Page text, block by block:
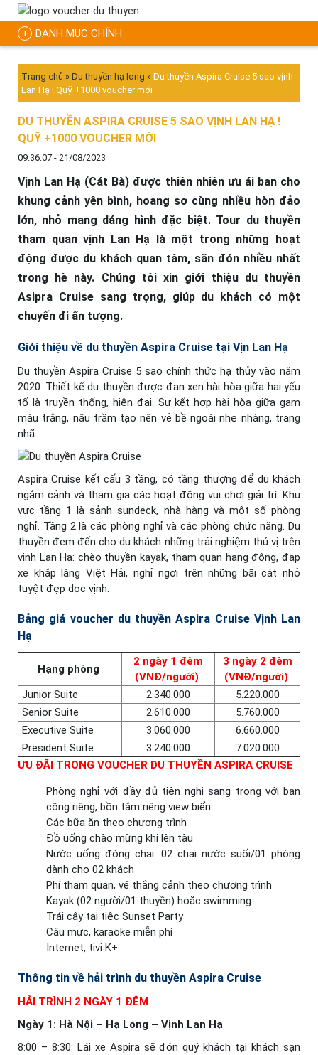
DANH MỤC CHÍNH
Trang chủ » Du thuyền hạ long » Du thuyền Aspira Cruise 5 sao vịnh
Lan Hạ ! Quỹ +1000 voucher mới
DU THUYỀN ASPIRA CRUISE 5 SAO VỊNH LAN HẠ !
QUỸ +1000 VOUCHER MỚI
09:36:07 - 21/08/2023
Vịnh Lan Hạ (Cát Bà) được thiên nhiên ưu ái ban cho
khung cảnh yên bình, hoang sơ cùng nhiều hòn đảo
lớn, nhỏ mang dáng hình đặc biệt. Tour du thuyền
tham quan vịnh Lan Hạ là một trong những hoạt
động được du khách quan tâm, săn đón nhiều nhất
trong hè này. Chúng tôi xin giới thiệu du thuyền
Asipra Cruise sang trọng, giúp du khách có một
chuyến đi ấn tượng.
Giới thiệu về du thuyền Aspira Cruise tại Vịn Lan Hạ
Du thuyền Aspira Cruise 5 sao chính thức hạ thủy vào năm
2020. Thiết kế du thuyền được đan xen hài hòa giữa hai yếu
tố là truyền thống, hiện đại. Sự kết hợp hài hòa giữa gam
màu trắng, nâu trầm tạo nên vẻ bề ngoài nhẹ nhàng, trang
nhã.
Aspira Cruise kết cấu 3 tầng, có tầng thượng để du khách
ngắm cảnh và tham gia các hoạt động vui chơi giải trí. Khu
vực tầng 1 là sảnh sundeck, nhà hàng và một số phòng
nghỉ. Tầng 2 là các phòng nghỉ và các phòng chức năng. Du
thuyền đem đến cho du khách những trải nghiệm thú vị trên
vịnh Lan Hạ: chèo thuyền kayak, tham quan hang động, đạp
xe khắp làng Việt Hải, nghỉ ngơi trên những bãi cát nhỏ
tuyệt đẹp dọc vịnh.
Bảng giá voucher du thuyền Aspira Cruise Vịnh Lan
Hạ
Hạng phòng
2 ngày 1 đêm
(VNĐ/người)
3 ngày 2 đêm
(VNĐ/người)
Junior Suite
2.340.000
5.220.000
Senior Suite
2.610.000
5.760.000
Executive Suite
3.060.000
6.660.000
President Suite
3.240.000
7.020.000
ƯU ĐÃI TRONG VOUCHER DU THUYỀN ASPIRA CRUISE
Phòng nghỉ với đầy đủ tiện nghi sang trọng với ban
công riêng, bồn tắm riêng view biển
Các bữa ăn theo chương trình
Đồ uống chào mừng khi lên tàu
Nước uống đóng chai: 02 chai nước suối/01 phòng
dành cho 02 khách
Phí tham quan, vé thắng cảnh theo chương trình
Kayak (02 người/01 thuyền) hoặc swimming
Trái cây tại tiệc Sunset Party
Câu mực, karaoke miễn phí
Internet, tivi K+
Thông tin về hải trình du thuyền Aspira Cruise
HẢI TRÌNH 2 NGÀY 1 ĐÊM
Ngày 1: Hà Nội – Hạ Long – Vịnh Lan Hạ
8:00 – 8:30: Lái xe Aspira sẽ đón quý khách tại khách sạn